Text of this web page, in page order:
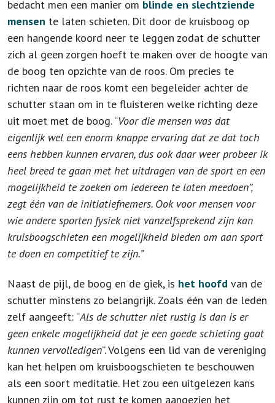
bedacht men een manier om blinde en slechtziende
mensen te laten schieten. Dit door de kruisboog op
een hangende koord neer te leggen zodat de schutter
zich al geen zorgen hoeft te maken over de hoogte van
de boog ten opzichte van de roos. Om precies te
richten naar de roos komt een begeleider achter de
schutter staan om in te fluisteren welke richting deze
uit moet met de boog. “Voor die mensen was dat
eigenlijk wel een enorm knappe ervaring dat ze dat toch
eens hebben kunnen ervaren, dus ook daar weer probeer ik
heel breed te gaan met het uitdragen van de sport en een
mogelijkheid te zoeken om iedereen te laten meedoen”,
zegt één van de initiatiefnemers. Ook voor mensen voor
wie andere sporten fysiek niet vanzelfsprekend zijn kan
kruisboogschieten een mogelijkheid bieden om aan sport
te doen en competitief te zijn.”
Naast de pijl, de boog en de giek, is het hoofd van de
schutter minstens zo belangrijk. Zoals één van de leden
zelf aangeeft: “Als de schutter niet rustig is dan is er
geen enkele mogelijkheid dat je een goede schieting gaat
kunnen vervolledigen”. Volgens een lid van de vereniging
kan het helpen om kruisboogschieten te beschouwen
als een soort meditatie. Het zou een uitgelezen kans
kunnen zijn om tot rust te komen aangezien het